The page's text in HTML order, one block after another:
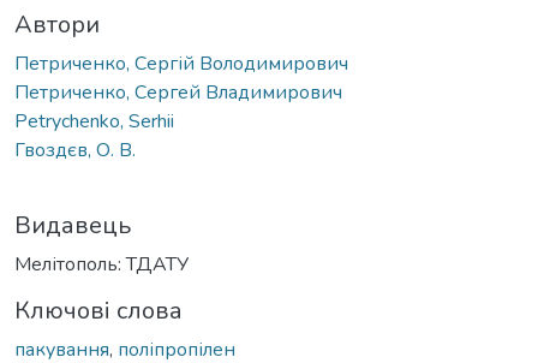
Автори
Петриченко, Сергій Володимирович
Петриченко, Сергей Владимирович
Petrychenko, Serhii
Гвоздєв, О. В.
Видавець
Мелітополь: ТДАТУ
Ключові слова
пакування, поліпропілен